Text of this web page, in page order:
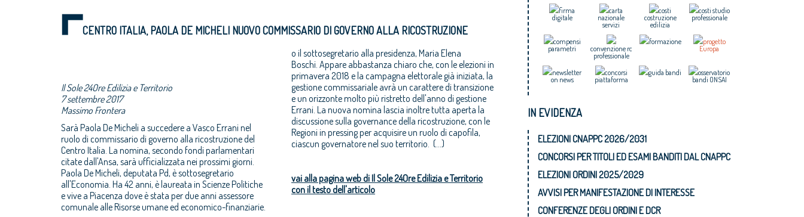
CENTRO ITALIA, PAOLA DE MICHELI NUOVO COMMISSARIO DI GOVERNO ALLA RICOSTRUZIONE
Il Sole 24Ore Edilizia e Territorio
7 settembre 2017
Massimo Frontera
Sarà Paola De Micheli a succedere a Vasco Errani nel
ruolo di commissario di governo alla ricostruzione del
Centro Italia. La nomina, secondo fondi parlamentari
citate dall'Ansa, sarà ufficializzata nei prossimi giorni.
Paola De Micheli, deputata Pd, è sottosegretario
all'Economia. Ha 42 anni, è laureata in Scienze Politiche
e vive a Piacenza dove è stata per due anni assessore
comunale alle Risorse umane ed economico-finanziarie.
o il sottosegretario alla presidenza, Maria Elena
Boschi. Appare abbastanza chiaro che, con le elezioni in
primavera 2018 e la campagna elettorale già iniziata, la
gestione commissariale avrà un carattere di transizione
e un orizzonte molto più ristretto dell'anno di gestione
Errani. La nuova nomina lascia inoltre tutta aperta la
discussione sulla governance della ricostruzione, con le
Regioni in pressing per acquisire un ruolo di capofila,
ciascun governatore nel suo territorio. (...)
vai alla pagina web di Il Sole 24Ore Edilizia e Territorio
con il testo dell'articolo
firma
digitale
carta
nazionale
servizi
costi
costruzione
edilizia
costi studio
professionale
compensi
parametri
convenzione rc
professionale
formazione
progetto
Europa
newsletter
on news
concorsi
piattaforma
guida bandi
osservatorio
bandi ONSAI
IN EVIDENZA
ELEZIONI CNAPPC 2026/2031
CONCORSI PER TITOLI ED ESAMI BANDITI DAL CNAPPC
ELEZIONI ORDINI 2025/2029
AVVISI PER MANIFESTAZIONE DI INTERESSE
CONFERENZE DEGLI ORDINI E DCR